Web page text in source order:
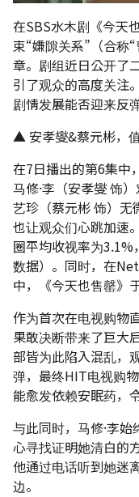
在SBS水木剧《今天
束“嫌隙关系”（合称
章。剧组近日公开了
引了观众的高度关注
剧情发展能否迎来反
▲ 安孝燮&蔡元彬，
在7日播出的第6集中
马修·李（安孝燮 饰
艺珍（蔡元彬 饰）无
也让观众们心跳加速
圈平均收视率为
数据）。同时，在
中，《今天也售罄》
作为首次在电视购物
果敢决断带来了巨大
部皆为此陷入混乱，
弹，最终HIT电视购
能愈发依赖安眠药，
与此同时，马修·李
心寻找证明她清白的
他通过电话听到她迷
边。